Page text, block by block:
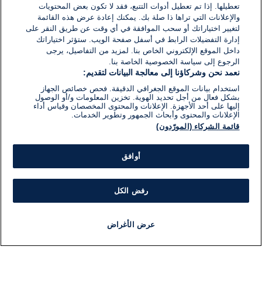
تعطيلها. إذا تم تعطيل أدوات التتبع، فقد لا تكون بعض المحتويات
والإعلانات التي تراها ذا صلة بك. يمكنك إعادة عرض هذه القائمة
لتغيير اختياراتك أو سحب الموافقة في أي وقت عن طريق النقر على
إدارة التفضيلات الرابط في أسفل صفحة الويب. ستؤثر اختياراتك
داخل الموقع الإلكتروني الخاص بنا. لمزيد من التفاصيل، يرجى
الرجوع إلى سياسة الخصوصية الخاصة بنا.
نعمد نحن وشركاؤنا إلى معالجة البيانات لتقديم:
استخدام بيانات الموقع الجغرافي الدقيقة. فحص خصائص الجهاز
بشكل فعال من أجل تحديد الهوية. تخزين المعلومات و/أو الوصول
إليها على أحد الأجهزة. الإعلانات والمحتوى المخصصان وقياس أداء
الإعلانات والمحتوى وأبحاث الجمهور وتطوير الخدمات.
قائمة الشركاء (المورّدون)
أوافق
رفض الكل
عرض الأغراض